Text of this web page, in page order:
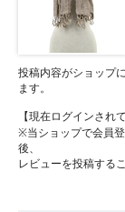
投稿内容がショップ
ます。
【現在ログインされ
※当ショップで会員
後、
レビューを投稿する